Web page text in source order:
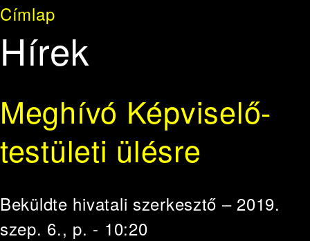
Címlap
Hírek
Meghívó Képviselő-
testületi ülésre
Beküldte hivatali szerkesztő – 2019.
szep. 6., p. - 10:20